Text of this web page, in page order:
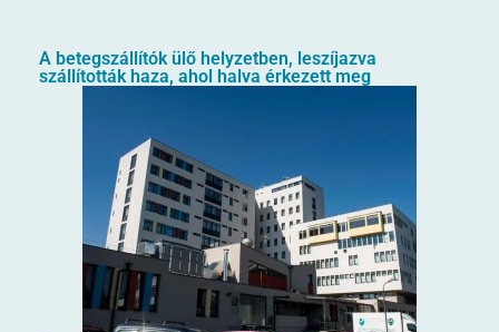
A betegszállítók ülő helyzetben, leszíjazva
szállították haza, ahol halva érkezett meg